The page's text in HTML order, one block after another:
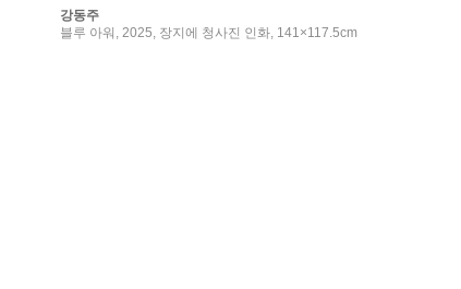
강동주
블루 아워, 2025, 장지에 청사진 인화, 141×117.5cm